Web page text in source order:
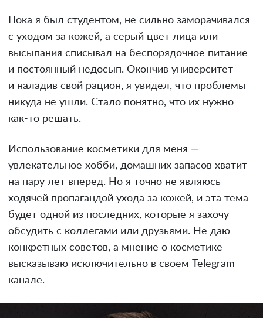
Пока я был студентом, не сильно заморачивался
с уходом за кожей, а серый цвет лица или
высыпания списывал на беспорядочное питание
и постоянный недосып. Окончив университет
и наладив свой рацион, я увидел, что проблемы
никуда не ушли. Стало понятно, что их нужно
как-то решать.
Использование косметики для меня —
увлекательное хобби, домашних запасов хватит
на пару лет вперед. Но я точно не являюсь
ходячей пропагандой ухода за кожей, и эта тема
будет одной из последних, которые я захочу
обсудить с коллегами или друзьями. Не даю
конкретных советов, а мнение о косметике
высказываю исключительно в своем Telegram-
канале.